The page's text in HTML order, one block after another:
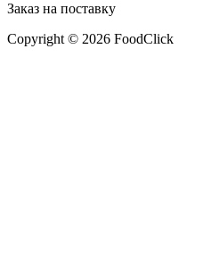
Заказ на поставку
Copyright © 2026 FoodClick